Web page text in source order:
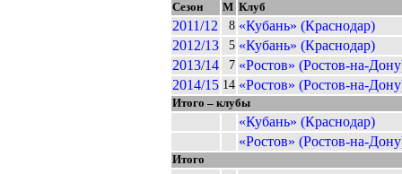
Сезон М Клуб
2011/12 8 «Кубань» (Краснодар)
2012/13
5 «Кубань» (Краснодар)
2013/14
7 «Ростов» (Ростов-на-
2014/15 14 «Ростов» (Ростов-на-
Итого – клубы
«Кубань» (Краснодар)
«Ростов» (Ростов-на-
Итого